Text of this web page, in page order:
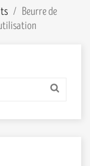
Beurre de